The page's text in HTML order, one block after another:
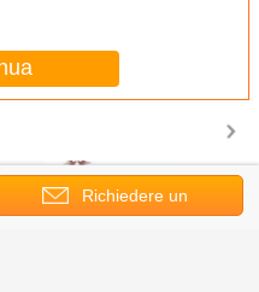
Richiedere un